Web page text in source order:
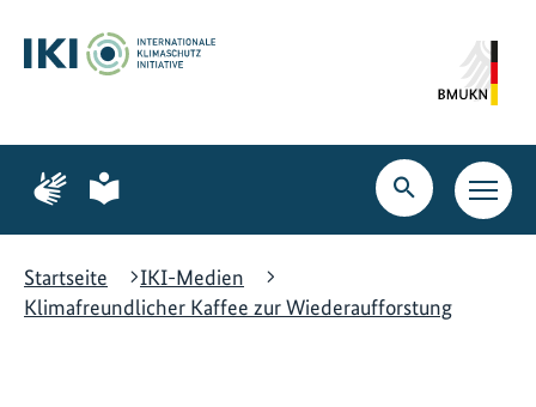
Hauptinhalt
springen
Suche
springen
Hauptnavigation
springen
Zur
Seite
Gebärdensprache
Zur
Seite
leichte
Suche
öffnen
Startseite
IKI-Medien
Klimafreundlicher Kaffee zur Wiederaufforstung